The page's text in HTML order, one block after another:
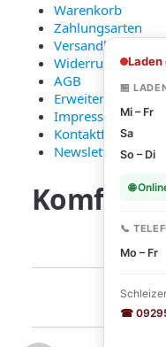
Warenkorb
Zahlungsarten
Versandkosten
Widerruf
AGB
Erweiterte
Impressum
Kontaktformular
Newsletter
Laden
🏪
Mi – Fr
Sa
So – Di
🌐
📞
Mo – Fr
☎